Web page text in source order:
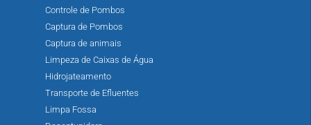
Controle de Pombos
Captura de Pombos
Captura de animais
Limpeza de Caixas de Água
Hidrojateamento
Transporte de Efluentes
Limpa Fossa